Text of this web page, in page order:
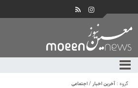
گروه : آخرین اخبار/اجتماعی